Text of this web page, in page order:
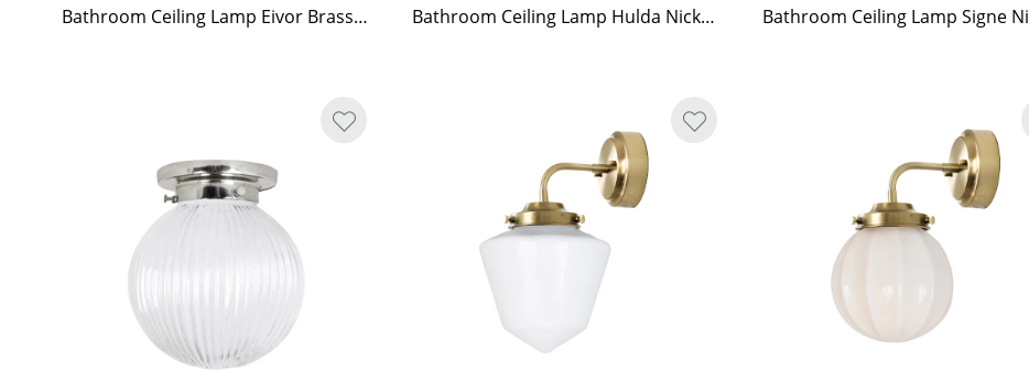
Bathroom Ceiling Lamp Eivor Brass/Clear Bathroom Ceiling Lamp Hulda Nickel/Opal White